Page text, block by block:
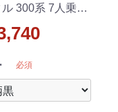
300系 7人乗り
必須